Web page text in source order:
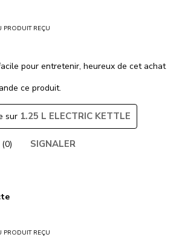
PRODUIT REÇU
pour entretenir, heureux de cet achat
ce produit.
sur 1.25 L ELECTRIC KETTLE
(0) SIGNALER
PRODUIT REÇU